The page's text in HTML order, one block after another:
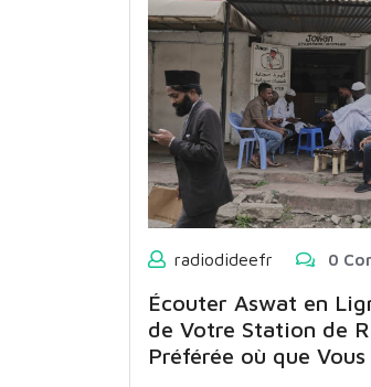
radiodideefr 0
Écouter Aswat en
de Votre Station de
Préférée où que Vous